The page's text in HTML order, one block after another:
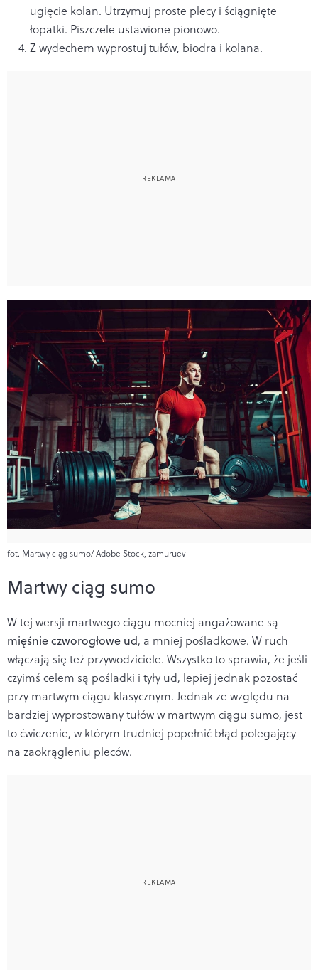
ugięcie kolan. Utrzymuj proste plecy i ściągnięte
łopatki. Piszczele ustawione pionowo.
Z wydechem wyprostuj tułów, biodra i kolana.
fot. Martwy ciąg sumo/ Adobe Stock, zamuruev
Martwy ciąg sumo
W tej wersji martwego ciągu mocniej angażowane są
mięśnie czworogłowe ud, a mniej pośladkowe. W ruch
włączają się też przywodziciele. Wszystko to sprawia, że jeśli
czyimś celem są pośladki i tyły ud, lepiej jednak pozostać
przy martwym ciągu klasycznym. Jednak ze względu na
bardziej wyprostowany tułów w martwym ciągu sumo, jest
to ćwiczenie, w którym trudniej popełnić błąd polegający
na zaokrągleniu pleców.